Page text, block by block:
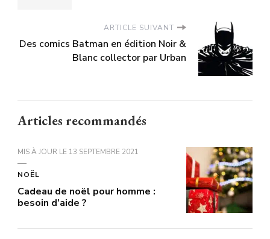
ARTICLE SUIVANT
Des comics Batman en édition Noir &
Blanc collector par Urban
Articles recommandés
MIS À JOUR LE 13 SEPTEMBRE 2021
NOËL
Cadeau de noël pour homme :
besoin d’aide ?